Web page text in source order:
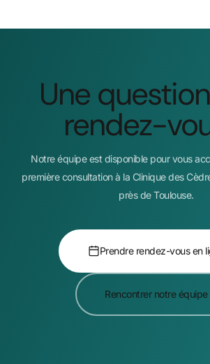
Une
rendez-
Notre équipe est disponible pour vous
première consultation à la Clinique des
près de Toulouse.
Prendre rendez-vous en
Rencontrer notre équipe